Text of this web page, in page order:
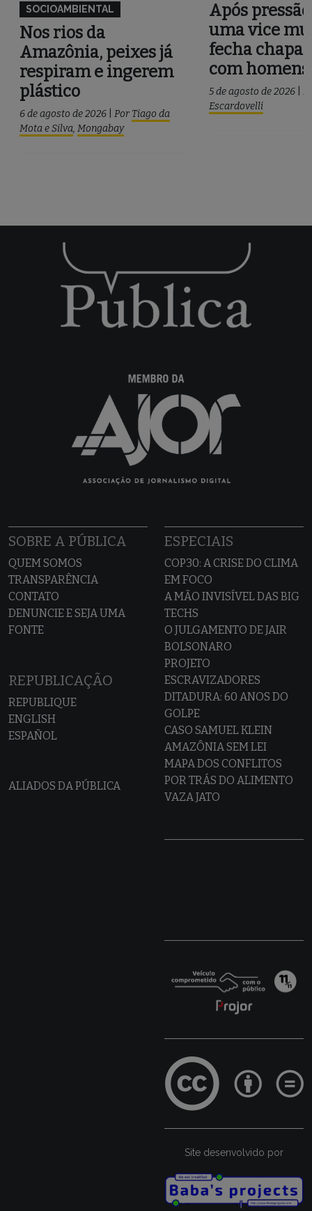
SOCIOAMBIENTAL
Nos rios da
Amazônia, peixes já
respiram e ingerem
plástico
6 de agosto de 2026 Por Tiago da
Mota e Silva, Mongabay
Após
uma vice
fecha chapa
com homens
5 de agosto de 2026
Escardovelli
SOBRE A PÚBLICA
QUEM SOMOS
TRANSPARÊNCIA
CONTATO
DENUNCIE E SEJA UMA
FONTE
REPUBLICAÇÃO
REPUBLIQUE
ENGLISH
ESPAÑOL
ALIADOS DA PÚBLICA
ESPECIAIS
COP30: A CRISE DO CLIMA
EM FOCO
A MÃO INVISÍVEL DAS BIG
TECHS
O JULGAMENTO DE JAIR
BOLSONARO
PROJETO
ESCRAVIZADORES
DITADURA: 60 ANOS DO
GOLPE
CASO SAMUEL KLEIN
AMAZÔNIA SEM LEI
MAPA DOS CONFLITOS
POR TRÁS DO ALIMENTO
VAZA JATO
Site desenvolvido por